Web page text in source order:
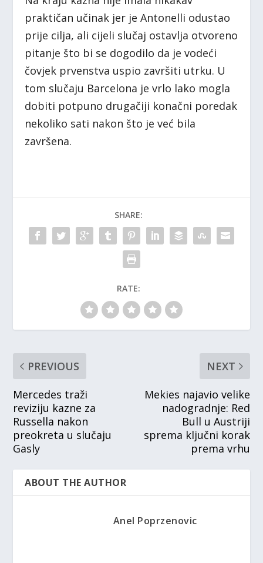
praktičan učinak jer je Antonelli odustao
prije cilja, ali cijeli slučaj ostavlja otvoreno
pitanje što bi se dogodilo da je vodeći
čovjek prvenstva uspio završiti utrku. U
tom slučaju Barcelona je vrlo lako mogla
dobiti potpuno drugačiji konačni poredak
nekoliko sati nakon što je već bila
završena.
SHARE:
RATE:
PREVIOUS
Mercedes traži
reviziju kazne za
Russella nakon
preokreta u slučaju
Gasly
NEXT
Mekies najavio velike
nadogradnje: Red
Bull u Austriji
sprema ključni korak
prema vrhu
ABOUT THE AUTHOR
Anel Poprzenovic